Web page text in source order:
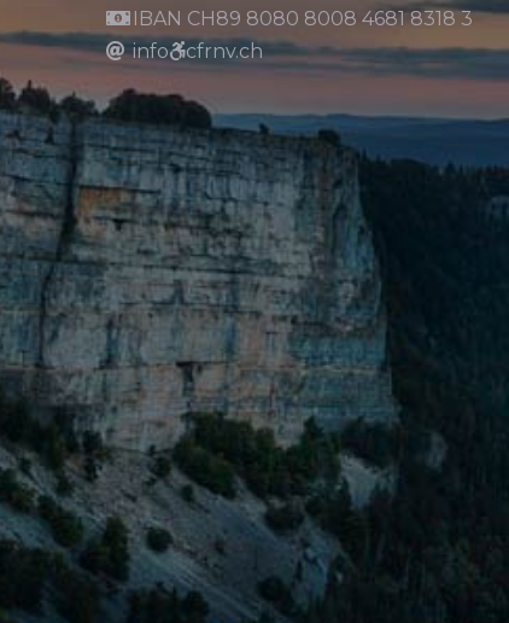
IBAN CH89 8080 8008 4681 8318 3
info
cfrnv.ch